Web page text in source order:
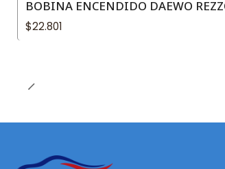
BOBINA ENCENDIDO DAEWO
$22.801